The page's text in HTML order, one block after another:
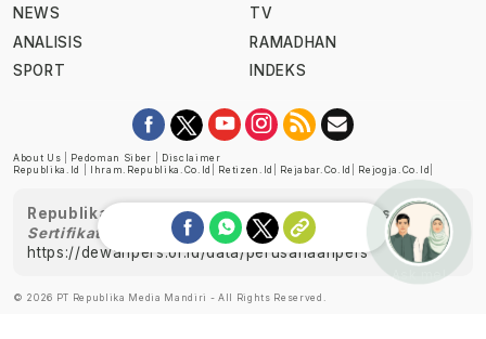
NEWS
ANALISIS
SPORT
TV
RAMADHAN
INDEKS
About Us Pedoman Siber
Disclaimer
Republika.id
Ihram.republika.co.id Retizen.id Rejabar.co.id Rejogja.co.id
Republika telah diverifikasi oleh Dewan Pers
Sertifikat Nomor 1058/DP-Verifikasi/K/XII/2022
https://dewanpers.or.id/data/perusahaanpers
© 2026 PT Republika Media Mandiri - All Rights Reserved.
Ask me!